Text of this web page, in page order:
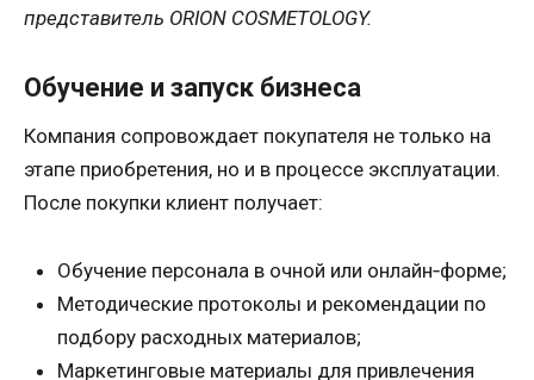
представитель ORION COSMETOLOGY.
Обучение и запуск бизнеса
Компания сопровождает покупателя не только на
этапе приобретения, но и в процессе эксплуатации.
После покупки клиент получает:
Обучение персонала в очной или онлайн‑форме;
Методические протоколы и рекомендации по
подбору расходных материалов;
Маркетинговые материалы для привлечения